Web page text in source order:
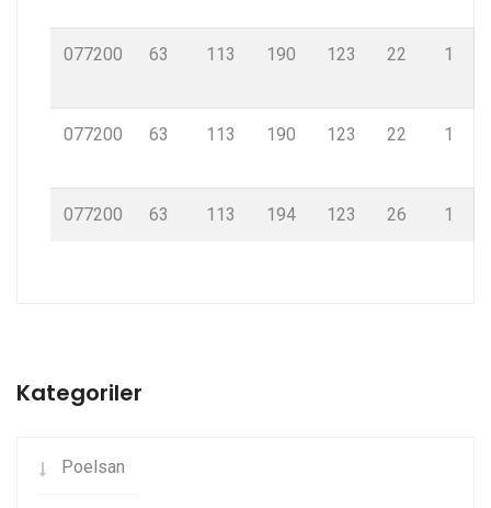
077200 63 113 190 123 22 1
077200 63 113 190 123 22 1
077200 63 113 194 123 26 1
Kategoriler
Poelsan